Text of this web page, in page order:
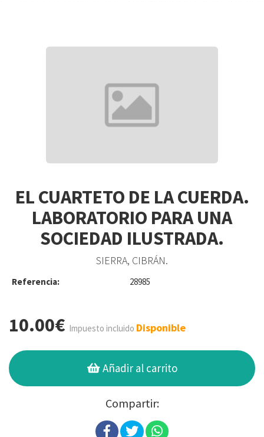
EL CUARTETO DE LA CUERDA.
LABORATORIO PARA UNA
SOCIEDAD ILUSTRADA.
SIERRA, CIBRÁN.
Referencia: 28985
10.00€ Impuesto incluido Disponible
Añadir al carrito
Compartir: